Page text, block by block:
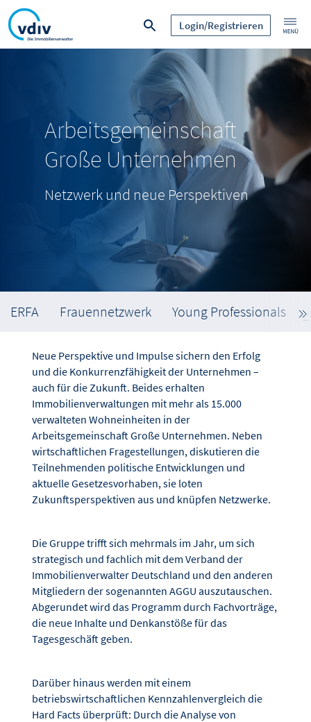
Login/Registrieren
Arbeitsgemeinschaft
Große Unternehmen
Netzwerk und neue Perspektiven
ERFA Frauennetzwerk Young Professionals
Neue Perspektive und Impulse sichern den Erfolg
und die Konkurrenzfähigkeit der Unternehmen –
auch für die Zukunft. Beides erhalten
Immobilienverwaltungen mit mehr als 15.000
verwalteten Wohneinheiten in der
Arbeitsgemeinschaft Große Unternehmen. Neben
wirtschaftlichen Fragestellungen, diskutieren die
Teilnehmenden politische Entwicklungen und
aktuelle Gesetzesvorhaben, sie loten
Zukunftsperspektiven aus und knüpfen Netzwerke.
Die Gruppe trifft sich mehrmals im Jahr, um sich
strategisch und fachlich mit dem Verband der
Immobilienverwalter Deutschland und den anderen
Mitgliedern der sogenannten AGGU auszutauschen.
Abgerundet wird das Programm durch Fachvorträge,
die neue Inhalte und Denkanstöße für das
Tagesgeschäft geben.
Darüber hinaus werden mit einem
betriebswirtschaftlichen Kennzahlenvergleich die
Hard Facts überprüft: Durch die Analyse von